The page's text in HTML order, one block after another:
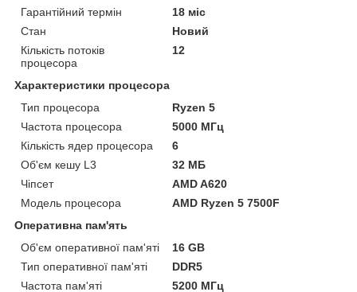
Гарантійний термін
18 міс
Стан
Новий
Кількість потоків
процесора
12
Характеристики процесора
Тип процесора
Ryzen 5
Частота процесора
5000 МГц
Кількість ядер процесора
6
Об'єм кешу L3
32 МБ
Чіпсет
AMD A620
Модель процесора
AMD Ryzen 5 7500F
Оперативна пам'ять
Об'єм оперативної пам'яті
16 GB
Тип оперативної пам'яті
DDR5
Частота пам'яті
5200 МГц